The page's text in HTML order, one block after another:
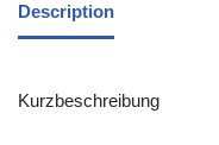
Description
Kurzbeschreibung